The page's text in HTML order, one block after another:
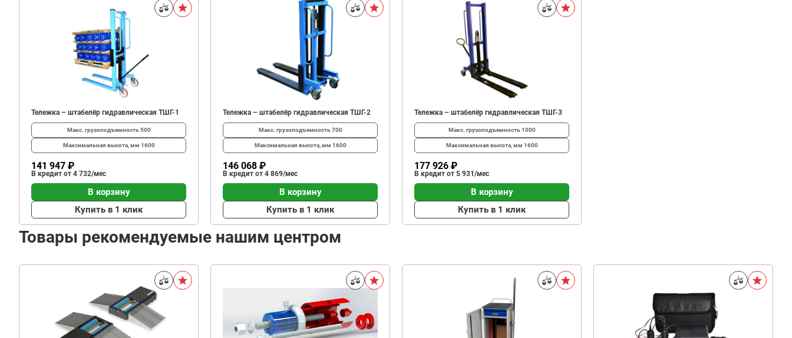
Тележка – штабелёр гидравлическая ТШГ-1
Макс. грузоподъемность500
Максимальная высота, мм 1600
141 947 ₽
В кредит от 4 732/мес
В корзину
Купить в 1 клик
Тележка – штабелёр гидравлическая ТШГ-2
Макс. грузоподъемность700
Максимальная высота, мм 1600
146 068 ₽
В кредит от 4 869/мес
В корзину
Купить в 1 клик
Тележка – штабелёр гидравлическая ТШГ-3
Макс. грузоподъемность1000
Максимальная высота, мм 1600
177 926 ₽
В кредит от 5 931/мес
В корзину
Купить в 1 клик
Товары рекомендуемые нашим центром